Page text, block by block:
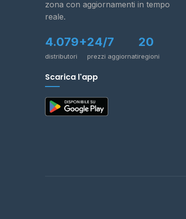
zona con aggiornamenti in tempo
reale.
4.079+
distributori
24/7
prezzi aggiornati
20
regioni
Scarica l'app